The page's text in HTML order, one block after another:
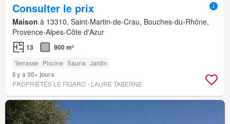
Consulter le prix
Maison à 13310, Saint-Martin-de-Crau, Bouches-du-Rhône,
Provence-Alpes-Côte d'Azur
13 900 m²
Terrasse Piscine Sauna Jardin
Il y a 30+ jours
PROPRIÉTÉS LE FIGARO - LAURE TABERNE